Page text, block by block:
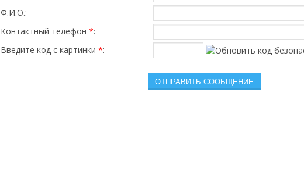
Ф.И.О.:
Контактный телефон *:
Введите код с картинки *: